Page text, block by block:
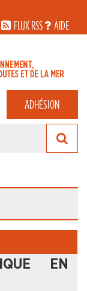
FLUX RSS
AIDE
ADHÉSION
EN